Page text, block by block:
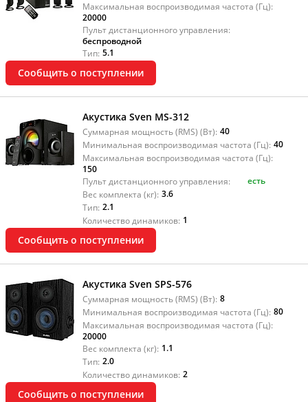
Максимальная воспроизводимая частота (Гц):
20000
Пульт дистанционного управления:
беспроводной
Тип: 5.1
Сообщить о поступлении
Акустика Sven MS-312
Суммарная мощность (RMS) (Вт): 40
Минимальная воспроизводимая частота (Гц): 40
Максимальная воспроизводимая частота (Гц):
150
Пульт дистанционного управления:
есть
Вес комплекта (кг): 3.6
Тип: 2.1
Количество динамиков: 1
Сообщить о поступлении
Акустика Sven SPS-576
Суммарная мощность (RMS) (Вт): 8
Минимальная воспроизводимая частота (Гц): 80
Максимальная воспроизводимая частота (Гц):
20000
Вес комплекта (кг): 1.1
Тип: 2.0
Количество динамиков: 2
Сообщить о поступлении